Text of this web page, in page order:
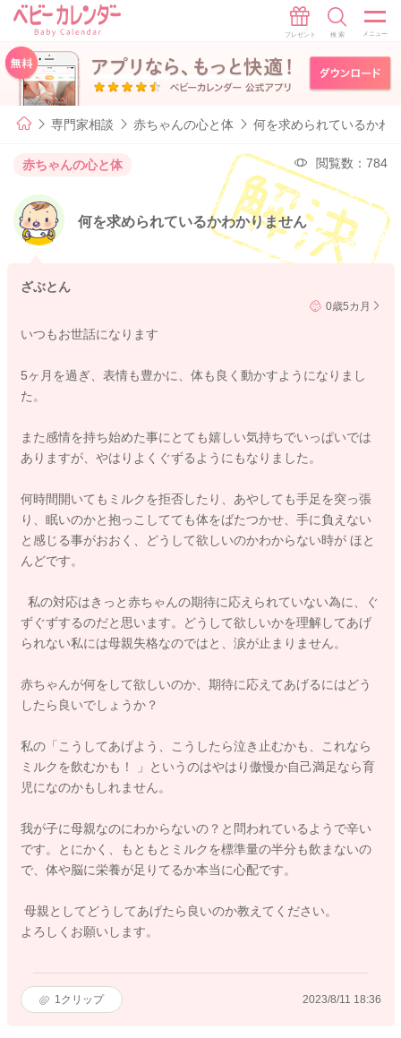
専門家相談 赤ちゃんの心と体 何を求められているかわ
赤ちゃんの心と体 閲覧数：784
何を求められているかわかりません
ざぶとん
0歳5カ月
いつもお世話になります
5ヶ月を過ぎ、表情も豊かに、体も良く動かすようになりまし
た。
また感情を持ち始めた事にとても嬉しい気持ちでいっぱいでは
ありますが、やはりよくぐずるようにもなりました。
何時間開いてもミルクを拒否したり、あやしても手足を突っ張
り、眠いのかと抱っこしてても体をばたつかせ、手に負えない
と感じる事がおおく、どうして欲しいのかわからない時が ほと
んどです。
私の対応はきっと赤ちゃんの期待に応えられていない為に、ぐ
ずぐずするのだと思います。どうして欲しいかを理解してあげ
られない私には母親失格なのではと、涙が止まりません。
赤ちゃんが何をして欲しいのか、期待に応えてあげるにはどう
したら良いでしょうか？
私の「こうしてあげよう、こうしたら泣き止むかも、これなら
ミルクを飲むかも！ 」というのはやはり傲慢か自己満足なら育
児になのかもしれません。
我が子に母親なのにわからないの？と問われているようで辛い
です。とにかく、もともとミルクを標準量の半分も飲まないの
で、体や脳に栄養が足りてるか本当に心配です。
母親としてどうしてあげたら良いのか教えてください。
よろしくお願いします。
1 クリップ 2023/8/11 18:36